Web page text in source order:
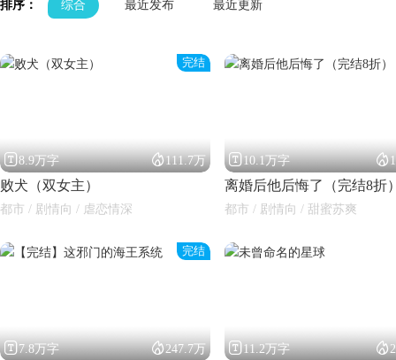
闪艺
排序： 综合 最近发布 最近更新
完结
8.9万字 111.7万
败犬（双女主）
都市 / 剧情向 / 虐恋情深
10.1万字 
离婚后他后悔了（完结8折
都市 / 剧情向 / 甜蜜苏爽
完结
7.8万字 247.7万 11.2万字 